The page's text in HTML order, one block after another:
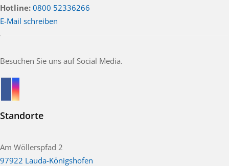
Hotline: 0800 52336266
E-Mail schreiben
Besuchen Sie uns auf Social Media.
Standorte
Am Wöllerspfad 2
97922 Lauda-Königshofen